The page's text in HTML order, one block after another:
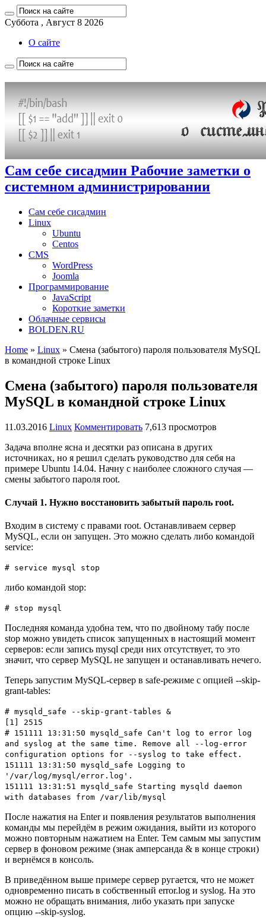
Суббота , Август 8 2026
О сайте
Сам себе сисадмин Рабочие заметки о
системном администрировании
Сам себе сисадмин
Linux
Ubuntu
Centos
CMS
WordPress
Joomla
Программирование
JavaScript
Короткие заметки
Облачные сервисы
BOLDEN.RU
Home » Linux » Смена (забытого) пароля пользователя MySQL
в командной строке Linux
Смена (забытого) пароля пользователя
MySQL в командной строке Linux
11.03.2016 Linux Комментировать 7,613 просмотров
Задача вполне ясна и десятки раз описана в других
источниках, но я решил сделать руководство для себя на
примере Ubuntu 14.04. Начну с наиболее сложного случая —
смены забытого пароля root.
Случай 1. Нужно восстановить забытый пароль root.
Входим в систему с правами root. Останавливаем сервер
MySQL, если он запущен. Это можно сделать либо командой
service:
# service mysql stop
либо командой stop:
# stop mysql
Последняя команда удобна тем, что по двойному табу после
stop можно увидеть список запущенных в настоящий момент
серверов: если запись mysql среди них отсутствует, то это
значит, что сервер MySQL не запущен и останавливать нечего.
Теперь запустим MySQL-сервер в safe-режиме с опцией --skip-
grant-tables:
# mysqld_safe --skip-grant-tables &
[1] 2515
# 151111 13:31:50 mysqld_safe Can't log to error log
and syslog at the same time. Remove all --log-error
configuration options for --syslog to take effect.
151111 13:31:50 mysqld_safe Logging to
'/var/log/mysql/error.log'.
151111 13:31:51 mysqld_safe Starting mysqld daemon
with databases from /var/lib/mysql
После нажатия на Enter и появления результатов выполнения
команды мы перейдём в режим ожидания, выйти из которого
можно повторным нажатием на Enter. Тем самым мы запустим
сервер в фоновом режиме (знак амперсанда & в конце строки)
и вернёмся в консоль.
В приведённом выше примере сервер ругается, что не может
одновременно писать в собственный error.log и syslog. На это
можно не обращать внимания, либо указать при запуске
опцию --skip-syslog.